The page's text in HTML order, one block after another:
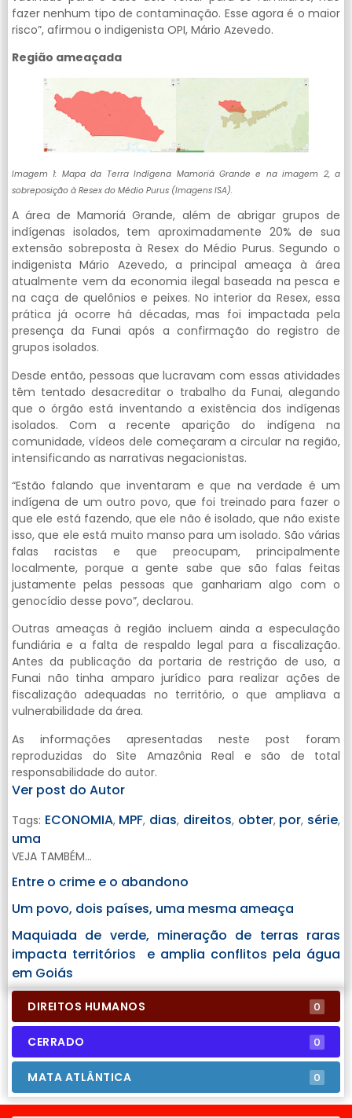
fazer nenhum tipo de contaminação. Esse agora é o maior
risco”, afirmou o indigenista OPI, Mário Azevedo.
Região ameaçada
Imagem 1: Mapa da Terra Indígena Mamoriá Grande e na imagem 2, a
sobreposição à Resex do Médio Purus (Imagens ISA).
A área de Mamoriá Grande, além de abrigar grupos de
indígenas isolados, tem aproximadamente 20% de sua
extensão sobreposta à Resex do Médio Purus. Segundo o
indigenista Mário Azevedo, a principal ameaça à área
atualmente vem da economia ilegal baseada na pesca e
na caça de quelônios e peixes. No interior da Resex, essa
prática já ocorre há décadas, mas foi impactada pela
presença da Funai após a confirmação do registro de
grupos isolados.
Desde então, pessoas que lucravam com essas atividades
têm tentado desacreditar o trabalho da Funai, alegando
que o órgão está inventando a existência dos indígenas
isolados. Com a recente aparição do indígena na
comunidade, vídeos dele começaram a circular na região,
intensificando as narrativas negacionistas.
“Estão falando que inventaram e que na verdade é um
indígena de um outro povo, que foi treinado para fazer o
que ele está fazendo, que ele não é isolado, que não existe
isso, que ele está muito manso para um isolado. São várias
falas racistas e que preocupam, principalmente
localmente, porque a gente sabe que são falas feitas
justamente pelas pessoas que ganhariam algo com o
genocídio desse povo”, declarou.
Outras ameaças à região incluem ainda a especulação
fundiária e a falta de respaldo legal para a fiscalização.
Antes da publicação da portaria de restrição de uso, a
Funai não tinha amparo jurídico para realizar ações de
fiscalização adequadas no território, o que ampliava a
vulnerabilidade da área.
As informações apresentadas neste post foram
reproduzidas do Site Amazônia Real e são de total
responsabilidade do autor.
Ver post do Autor
Tags: ECONOMIA, MPF, dias, direitos, obter, por, série,
uma
VEJA TAMBÉM...
Entre o crime e o abandono
Um povo, dois países, uma mesma ameaça
Maquiada de verde, mineração de terras raras
impacta territórios e amplia conflitos pela água
em Goiás
DIREITOS HUMANOS 0
CERRADO 0
MATA ATLÂNTICA 0